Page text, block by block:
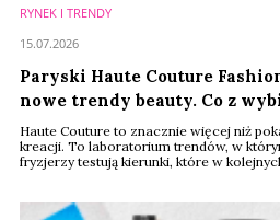
RYNEK I TRENDY
Paryski Haute Couture
nowe trendy beauty. Co z
kosmetyczek konsumentów?
Haute Couture to znacznie więcej niż
kreacji. To laboratorium trendów, w
fryzjerzy testują kierunki, które w
branża powoli odchodzi od estetyki
15.07.2026